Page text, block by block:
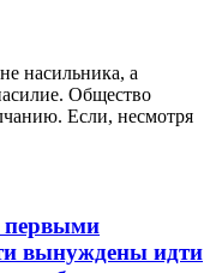
насильника, а
Общество
Если, несмотря
первыми
вынуждены идти